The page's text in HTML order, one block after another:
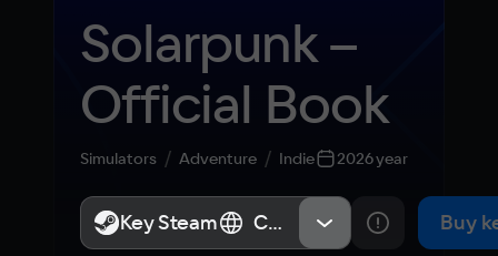
Solarpunk –
Official Book
Simulators Adventure Indie 2026 year
Key Steam СНГ, Россия Buy
Key Steam СНГ, Россия